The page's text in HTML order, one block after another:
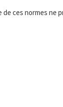
ces normes